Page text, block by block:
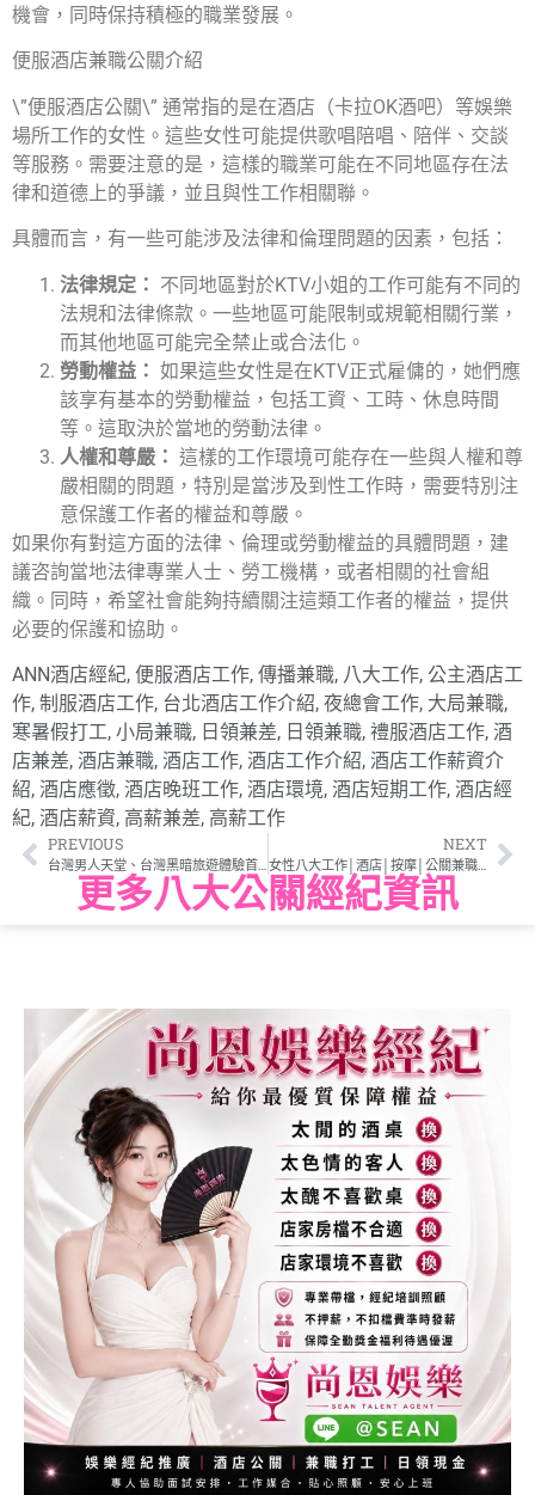
機會，同時保持積極的職業發展。
便服酒店兼職公關介紹
\”便服酒店公關\” 通常指的是在酒店（卡拉OK酒吧）等娛樂
場所工作的女性。這些女性可能提供歌唱陪唱、陪伴、交談
等服務。需要注意的是，這樣的職業可能在不同地區存在法
律和道德上的爭議，並且與性工作相關聯。
具體而言，有一些可能涉及法律和倫理問題的因素，包括：
法律規定： 不同地區對於KTV小姐的工作可能有不同的
法規和法律條款。一些地區可能限制或規範相關行業，
而其他地區可能完全禁止或合法化。
勞動權益： 如果這些女性是在KTV正式雇傭的，她們應
該享有基本的勞動權益，包括工資、工時、休息時間
等。這取決於當地的勞動法律。
人權和尊嚴： 這樣的工作環境可能存在一些與人權和尊
嚴相關的問題，特別是當涉及到性工作時，需要特別注
意保護工作者的權益和尊嚴。
如果你有對這方面的法律、倫理或勞動權益的具體問題，建
議咨詢當地法律專業人士、勞工機構，或者相關的社會組
織。同時，希望社會能夠持續關注這類工作者的權益，提供
必要的保護和協助。
ANN酒店經紀, 便服酒店工作, 傳播兼職, 八大工作, 公主酒店工
作, 制服酒店工作, 台北酒店工作介紹, 夜總會工作, 大局兼職,
寒暑假打工, 小局兼職, 日領兼差, 日領兼職, 禮服酒店工作, 酒
店兼差, 酒店兼職, 酒店工作, 酒店工作介紹, 酒店工作薪資介
紹, 酒店應徵, 酒店晚班工作, 酒店環境, 酒店短期工作, 酒店經
紀, 酒店薪資, 高薪兼差, 高薪工作
PREVIOUS
台灣男人天堂、台灣黑暗旅遊體驗首選
NEXT
女性八大工作│酒店│按摩│公關兼職彈性兼職一天起
更多八大公關經紀資訊